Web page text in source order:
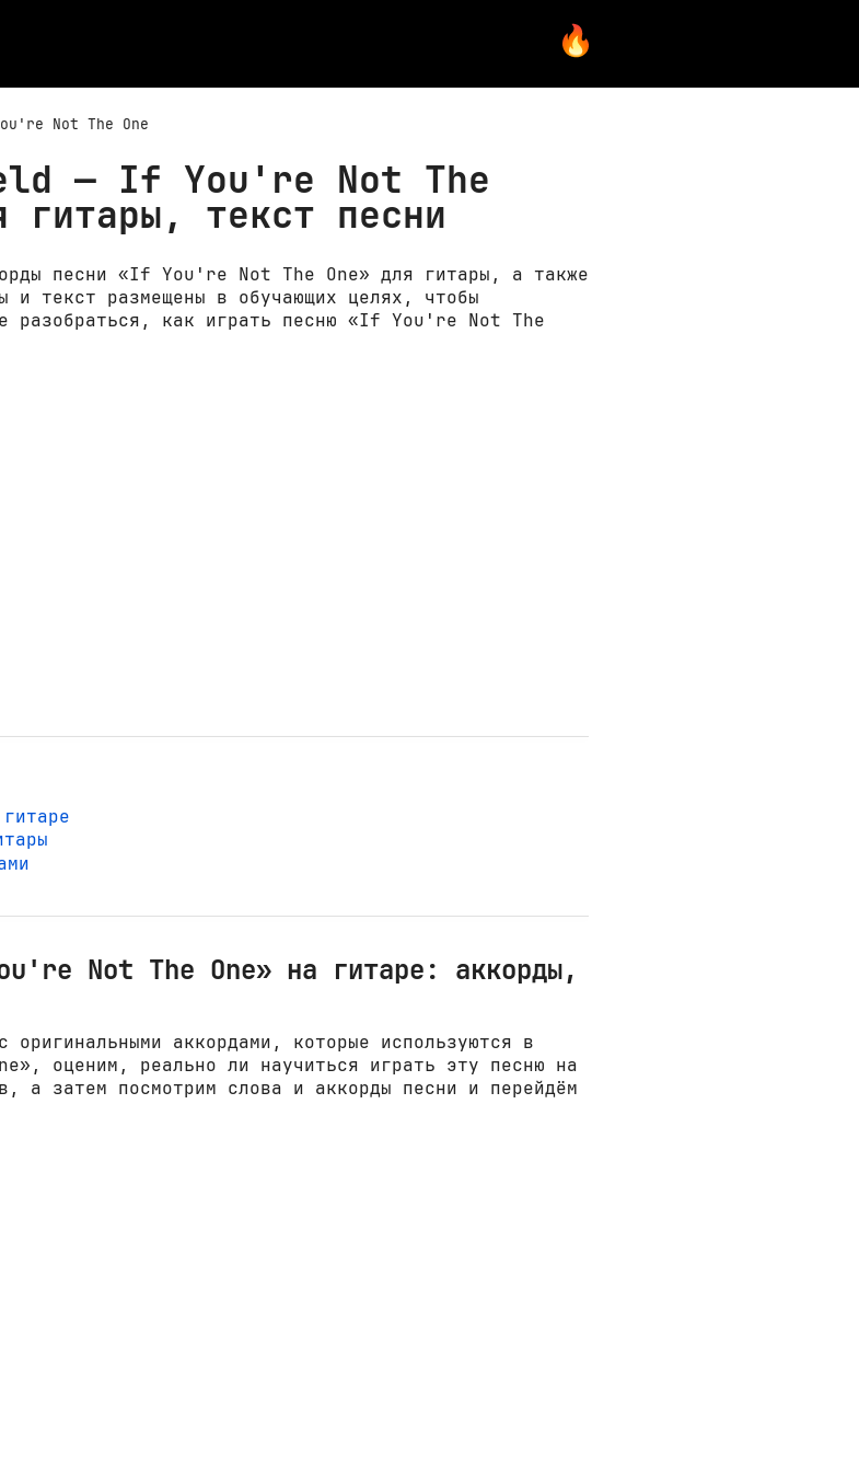
Not The One
— If You're Not The
гитары, текст песни
песни «If You're Not The One» для гитары, а также
и текст размещены в обучающих целях, чтобы
разобраться, как играть песню «If You're Not The
Not The One» на гитаре: аккорды,
оригинальными аккордами, которые используются в
оценим, реально ли научиться играть эту песню на
а затем посмотрим слова и аккорды песни и перейдём